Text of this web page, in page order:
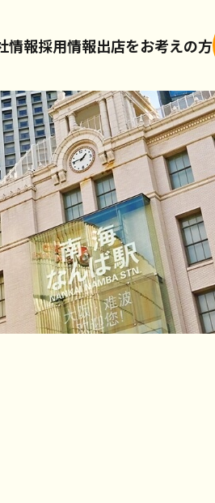
情報採用情報出店をお考えの方